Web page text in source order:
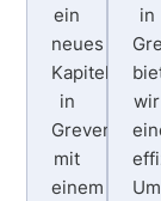
ein
neues
Kapitel
in
mit
einem
in
wir